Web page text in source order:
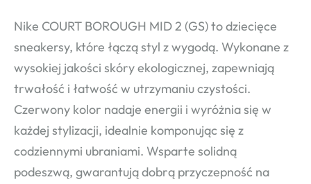
Nike COURT BOROUGH MID 2 (GS) to dziecięce
sneakersy, które łączą styl z wygodą. Wykonane z
wysokiej jakości skóry ekologicznej, zapewniają
trwałość i łatwość w utrzymaniu czystości.
Czerwony kolor nadaje energii i wyróżnia się w
każdej stylizacji, idealnie komponując się z
codziennymi ubraniami. Wsparte solidną
podeszwą, gwarantują dobrą przyczepność na